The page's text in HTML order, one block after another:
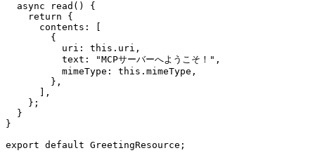
  async read() {
    return {
      contents: [
        {
          uri: this.uri,
          text: "MCPサーバーへようこそ！",
          mimeType: this.mimeType,
        },
      ],
    };
  }
}